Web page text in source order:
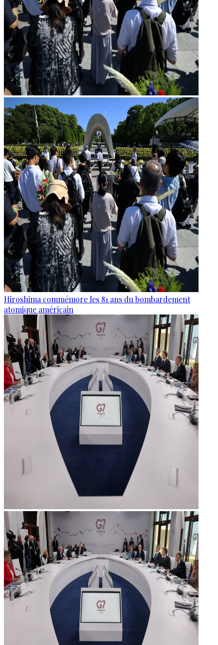
Hiroshima commémore les 81 ans du bombardement
atomique américain